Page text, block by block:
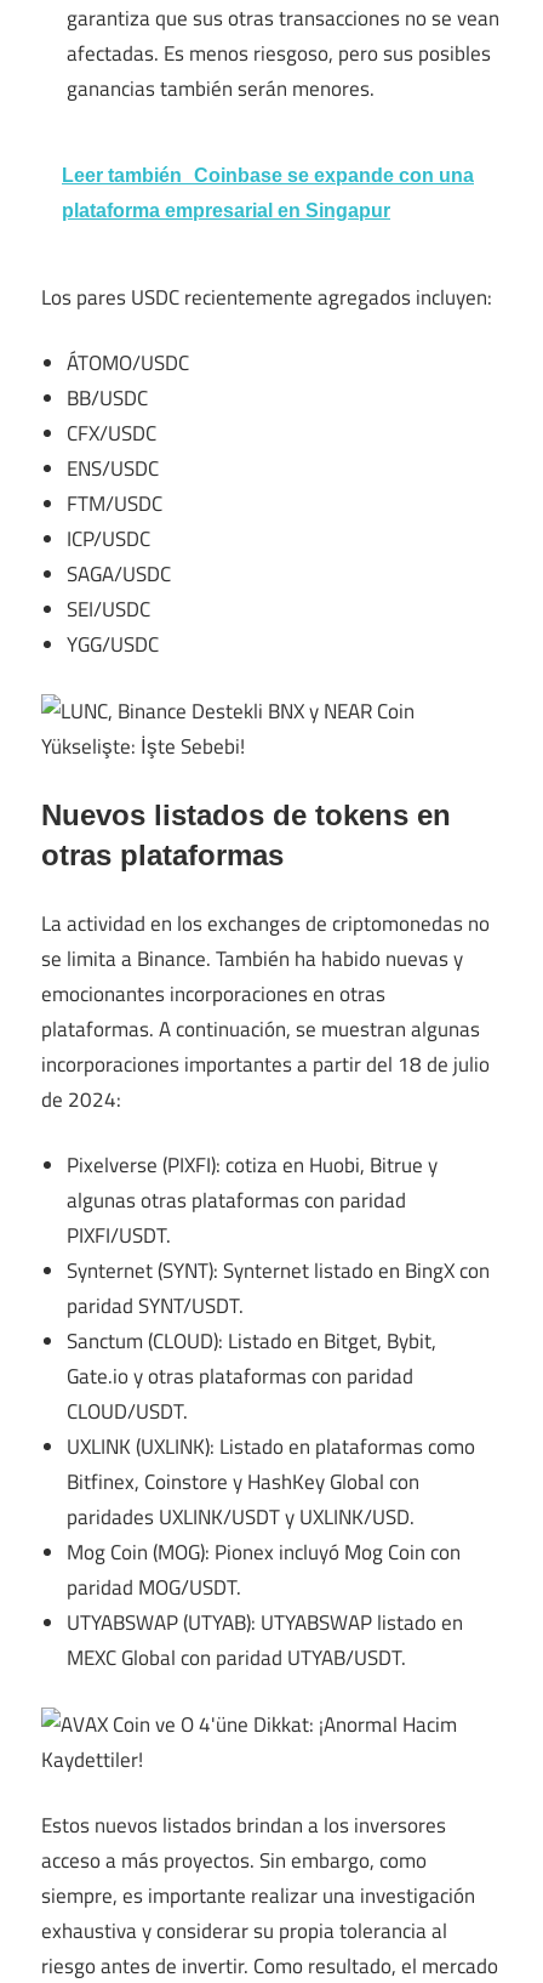
garantiza que sus otras transacciones no se vean
afectadas. Es menos riesgoso, pero sus posibles
ganancias también serán menores.
Leer también
Coinbase se expande con una
plataforma empresarial en Singapur
Los pares USDC recientemente agregados incluyen:
ÁTOMO/USDC
BB/USDC
CFX/USDC
ENS/USDC
FTM/USDC
ICP/USDC
SAGA/USDC
SEI/USDC
YGG/USDC
Nuevos listados de tokens en
otras plataformas
La actividad en los exchanges de criptomonedas no
se limita a Binance. También ha habido nuevas y
emocionantes incorporaciones en otras
plataformas. A continuación, se muestran algunas
incorporaciones importantes a partir del 18 de julio
de 2024:
Pixelverse (PIXFI): cotiza en Huobi, Bitrue y
algunas otras plataformas con paridad
PIXFI/USDT.
Synternet (SYNT): Synternet listado en BingX con
paridad SYNT/USDT.
Sanctum (CLOUD): Listado en Bitget, Bybit,
Gate.io y otras plataformas con paridad
CLOUD/USDT.
UXLINK (UXLINK): Listado en plataformas como
Bitfinex, Coinstore y HashKey Global con
paridades UXLINK/USDT y UXLINK/USD.
Mog Coin (MOG): Pionex incluyó Mog Coin con
paridad MOG/USDT.
UTYABSWAP (UTYAB): UTYABSWAP listado en
MEXC Global con paridad UTYAB/USDT.
Estos nuevos listados brindan a los inversores
acceso a más proyectos. Sin embargo, como
siempre, es importante realizar una investigación
exhaustiva y considerar su propia tolerancia al
riesgo antes de invertir. Como resultado, el mercado